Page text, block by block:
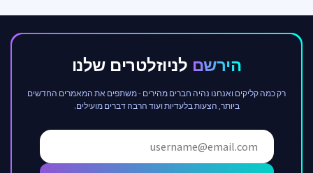
הירשם לניוזלטרים שלנו
רק כמה קליקים ואנחנו נהיה חברים מהירים - משתפים את המאמרים החדשים
ביותר, הצעות בלעדיות ועוד הרבה דברים מועילים.